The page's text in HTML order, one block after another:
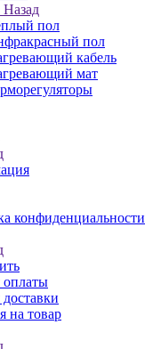
Назад
пол
пол
кабель
мат
конфиденциальности
оплаты
на товар